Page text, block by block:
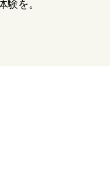
験を。